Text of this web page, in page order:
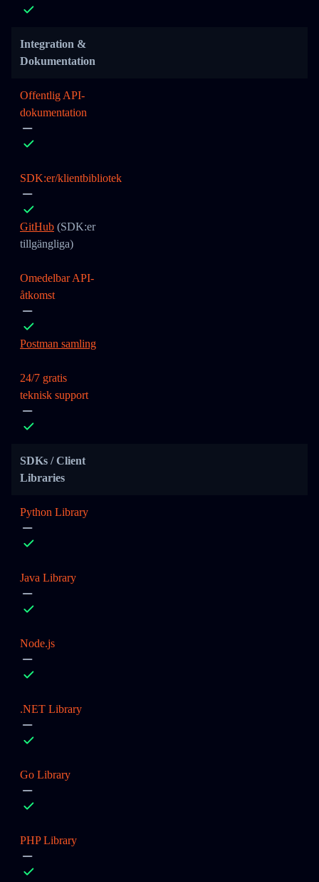
Integration &
Dokumentation
Offentlig API-
dokumentation
SDK:er/klientbibliotek
GitHub (SDK:er
tillgängliga)
Omedelbar API-
åtkomst
Postman samling
24/7 gratis
teknisk support
SDKs / Client
Libraries
Python Library
Java Library
Node.js
.NET Library
Go Library
PHP Library